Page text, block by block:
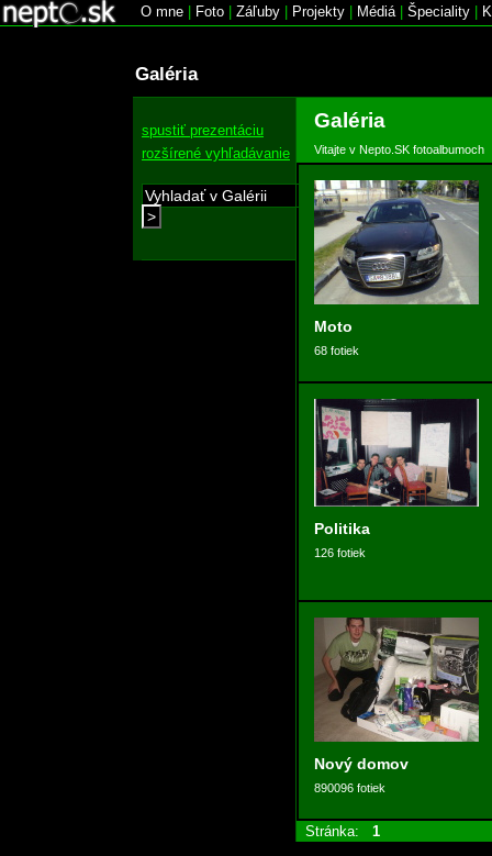
O mne Foto Záľuby Projekty Médiá| Špeciality
Galéria
spustiť prezentáciu
rozšírené vyhľadávanie
>
Galéria
Vitajte v Nepto.SK fotoalbumoch
Moto
68 fotiek
Politika
126 fotiek
Nový domov
890096 fotiek
Stránka: 1